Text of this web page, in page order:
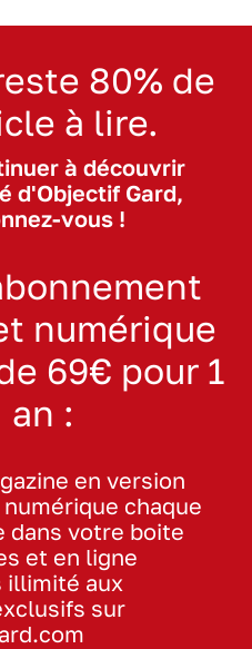
80% de
à lire.
à découvrir
d'Objectif Gard,
vous !
numérique
69€ pour 1
an :
en version
chaque
dans votre boite
et en ligne
illimité aux
sur